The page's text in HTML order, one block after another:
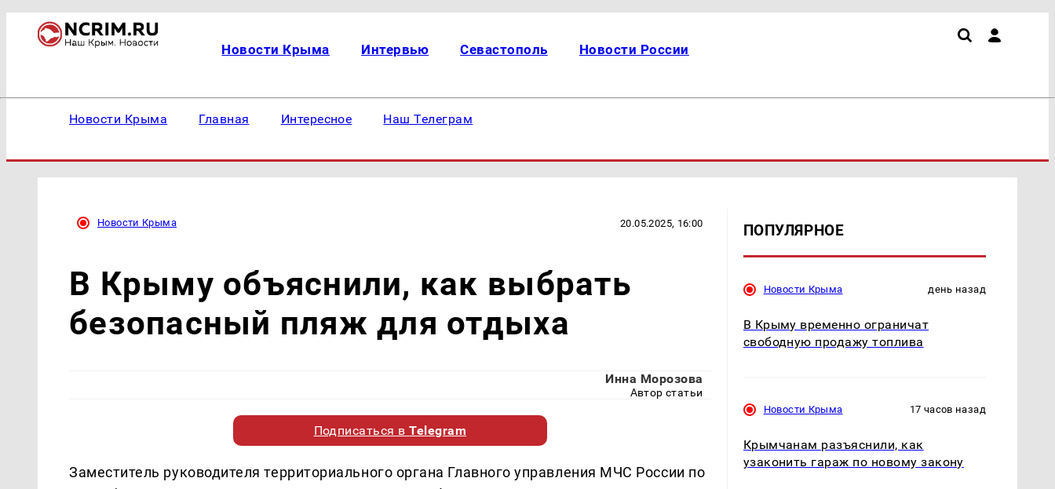
Новости Крыма Интервью Севастополь Новости России
Новости Крыма Главная Интересное Наш Телеграм
Новости Крыма 20.05.2025, 16:00
В Крыму объяснили, как выбрать
безопасный пляж для отдыха
Инна Морозова
Автор статьи
Подписаться вTelegram
Заместитель руководителя территориального органа Главного управления МЧС России по
ПОПУЛЯРНОЕ
Новости Крыма день назад
В Крыму временно ограничат
свободную продажу топлива
Новости Крыма 17 часов назад
Крымчанам разъяснили, как
узаконить гараж по новому закону